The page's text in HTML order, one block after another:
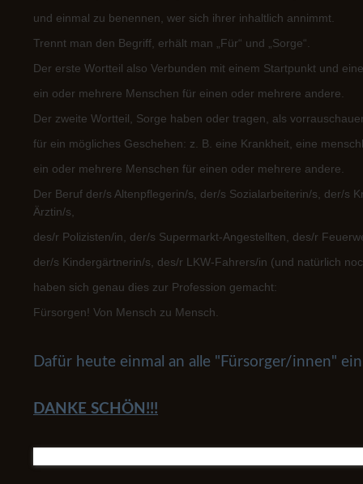
und einmal zu benennen, wer sich ihrer inhaltlich annimmt.
Trennt man den Begriff, erhält man „Für“ und „Sorge“.
Der erste Wortteil also Verbunden mit einem Startpunkt und
ein oder mehrere Menschen für einen oder mehrere andere.
Der zweite Wortteil, Sorge haben oder tragen, als
für ein mögliches Geschehen: z. B. eine Krankheit, eine
ein oder mehrere Menschen für einen oder mehrere andere.
Der Beruf der/s Altenpflegerin/s, der/s Sozialarbeiterin/s, der/s
Ärztin/s,
des/r Polizisten/in, der/s Supermarkt-Angestellten, des/r
der/s Kindergärtnerin/s, des/r LKW-Fahrers/in (und natürlich
haben sich genau dies zur Profession gemacht:
Fürsorgen! Von Mensch zu Mensch.
Dafür heute einmal an alle "Fürsorger/innen"
DANKE SCHÖN!!!